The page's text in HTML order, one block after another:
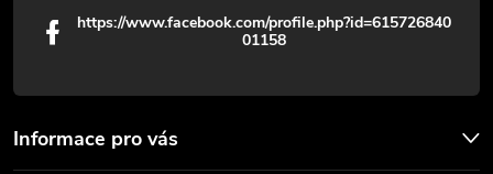
s
u
Informace pro vás
https://www.facebook.com/profile.php?id=615726840
01158